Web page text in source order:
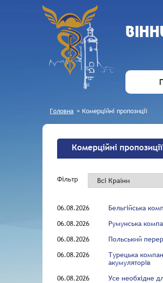
Головна » Комерційні пропозиції
Комерційні пропозиції
Фільтр
06.08.2026
Бельгійська
06.08.2026
Румунська
06.08.2026
Польський
06.08.2026
Турецька
акумуляторів
06.08.2026
Усе необхідне